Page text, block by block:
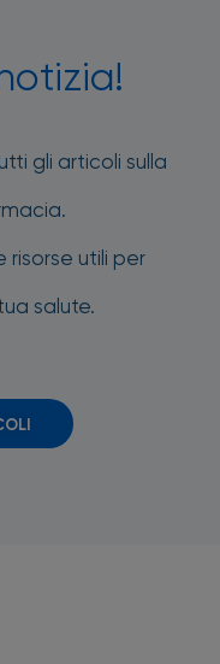
gli articoli sulla
risorse utili per
salute.